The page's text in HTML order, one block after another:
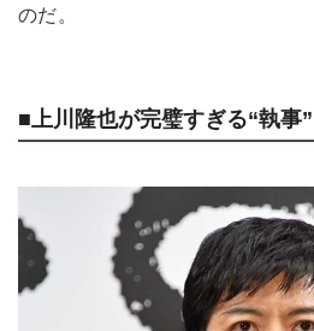
のだ。
■上川隆也が完璧すぎる“執事”